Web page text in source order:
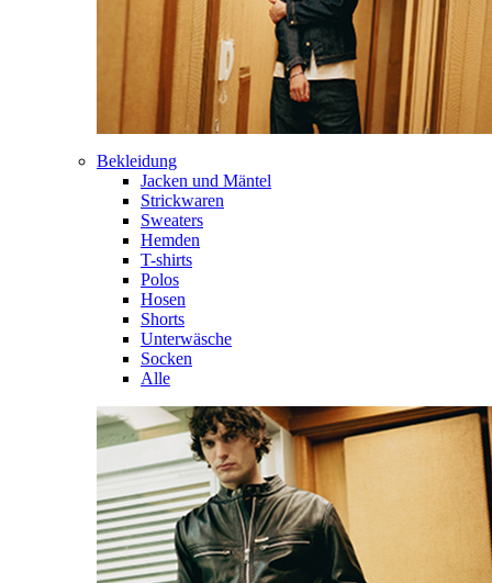
Bekleidung
Jacken und Mäntel
Strickwaren
Sweaters
Hemden
T-shirts
Polos
Hosen
Shorts
Unterwäsche
Socken
Alle